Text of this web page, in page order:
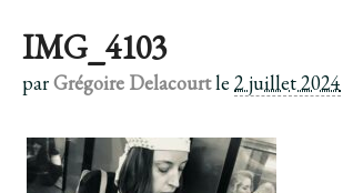
IMG_4103
parGrégoire Delacourtle 2 juillet 2024